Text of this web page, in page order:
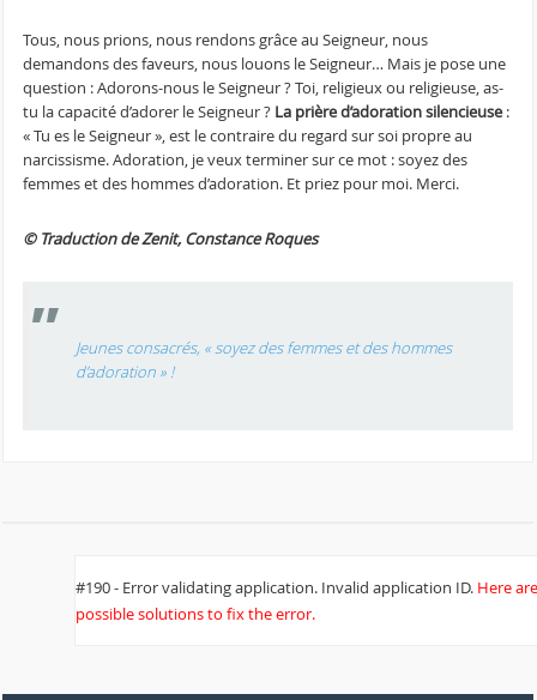
Tous, nous prions, nous rendons grâce au Seigneur, nous
demandons des faveurs, nous louons le Seigneur… Mais je pose une
question : Adorons-nous le Seigneur ? Toi, religieux ou religieuse, as-
tu la capacité d’adorer le Seigneur ? La prière d’adoration silencieuse:
« Tu es le Seigneur », est le contraire du regard sur soi propre au
narcissisme. Adoration, je veux terminer sur ce mot : soyez des
femmes et des hommes d’adoration. Et priez pour moi. Merci.
© Traduction de Zenit, Constance Roques
Jeunes consacrés, « soyez des femmes et des hommes
d’adoration » !
#190 - Error validating application. Invalid application ID. Here
possible solutions to fix the error.